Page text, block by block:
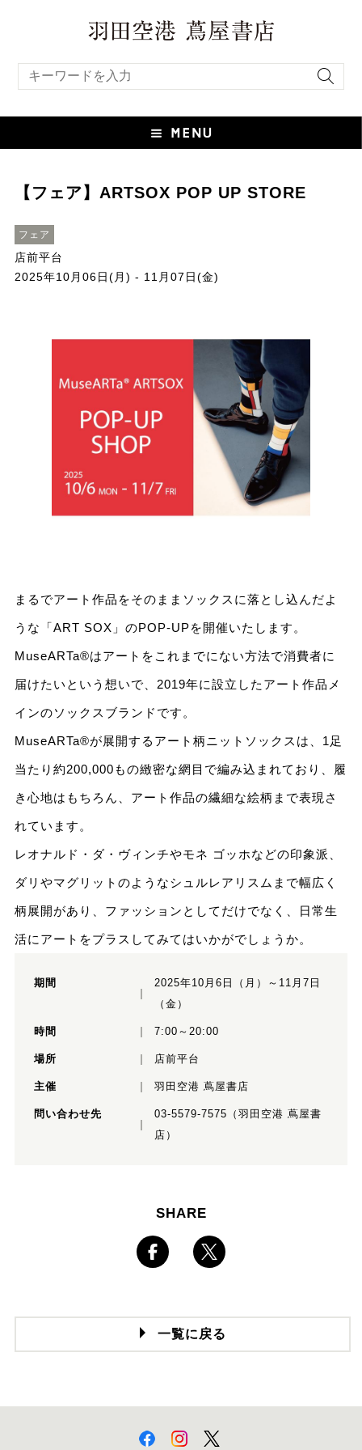
【フェア】ARTSOX POP UP STORE
フェア
店前平台
2025年10月06日(月) - 11月07日(金)
まるでアート作品をそのままソックスに落とし込んだよ
うな「ART SOX」のPOP-UPを開催いたします。
MuseARTa®はアートをこれまでにない方法で消費者に
届けたいという想いで、2019年に設立したアート作品メ
インのソックスブランドです。
MuseARTa®が展開するアート柄ニットソックスは、1足
当たり約200,000もの緻密な網目で編み込まれており、履
き心地はもちろん、アート作品の繊細な絵柄まで表現さ
れています。
レオナルド・ダ・ヴィンチやモネ ゴッホなどの印象派、
ダリやマグリットのようなシュルレアリスムまで幅広く
柄展開があり、ファッションとしてだけでなく、日常生
活にアートをプラスしてみてはいかがでしょうか。
期間
2025年10月6日（月）～11月7日
（金）
時間 7:00～20:00
場所 店前平台
主催 羽田空港 蔦屋書店
問い合わせ先
03-5579-7575（羽田空港 蔦屋書
店）
SHARE
一覧に戻る